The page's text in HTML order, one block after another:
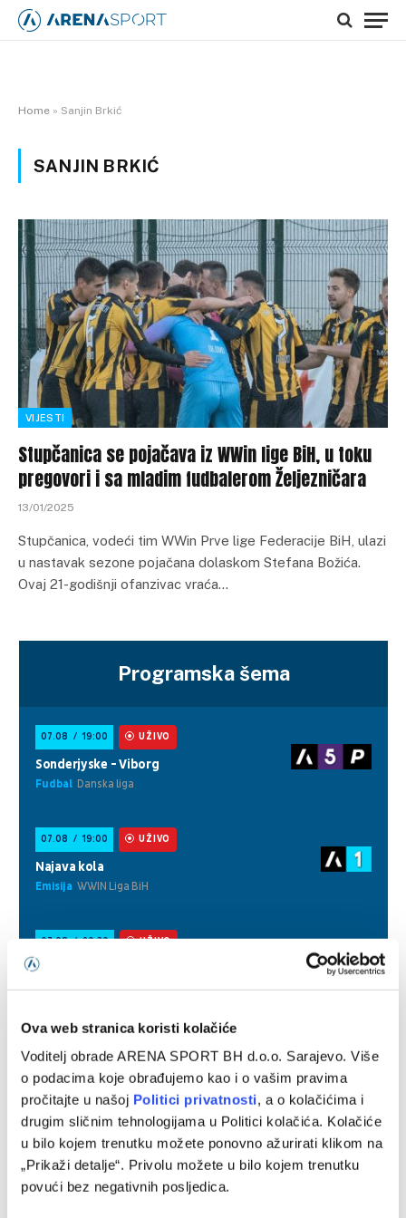
Ova web stranica koristi kolačiće
Voditelj obrade ARENA SPORT BH d.o.o. Sarajevo. Više
o podacima koje obrađujemo kao i o vašim pravima
pročitajte u našoj Politici privatnosti, a o kolačićima i
drugim sličnim tehnologijama u Politici kolačića. Kolačiće
u bilo kojem trenutku možete ponovno ažurirati klikom na
„Prikaži detalje“. Privolu možete u bilo kojem trenutku
povući bez negativnih posljedica.
Home » Sanjin Brkić
SANJIN BRKIĆ
VIJESTI
Stupčanica se pojačava iz WWin lige BiH, u toku
pregovori i sa mladim fudbalerom Željezničara
13/01/2025
Stupčanica, vodeći tim WWin Prve lige Federacije BiH, ulazi
u nastavak sezone pojačana dolaskom Stefana Božića.
Ovaj 21-godišnji ofanzivac vraća…
Programska šema